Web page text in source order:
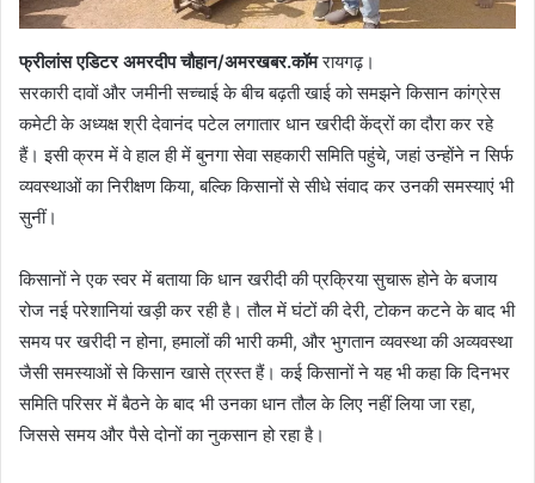
फ्रीलांस एडिटर अमरदीप चौहान/अमरखबर.कॉमरायगढ़।
सरकारी दावों और जमीनी सच्चाई के बीच बढ़ती खाई को समझने किसान कांग्रेस
कमेटी के अध्यक्ष श्री देवानंद पटेल लगातार धान खरीदी केंद्रों का दौरा कर रहे
हैं। इसी क्रम में वे हाल ही में बुनगा सेवा सहकारी समिति पहुंचे, जहां उन्होंने न सिर्फ
व्यवस्थाओं का निरीक्षण किया, बल्कि किसानों से सीधे संवाद कर उनकी समस्याएं भी
सुनीं।
किसानों ने एक स्वर में बताया कि धान खरीदी की प्रक्रिया सुचारू होने के बजाय
रोज नई परेशानियां खड़ी कर रही है। तौल में घंटों की देरी, टोकन कटने के बाद भी
समय पर खरीदी न होना, हमालों की भारी कमी, और भुगतान व्यवस्था की अव्यवस्था
जैसी समस्याओं से किसान खासे त्रस्त हैं। कई किसानों ने यह भी कहा कि दिनभर
समिति परिसर में बैठने के बाद भी उनका धान तौल के लिए नहीं लिया जा रहा,
जिससे समय और पैसे दोनों का नुकसान हो रहा है।